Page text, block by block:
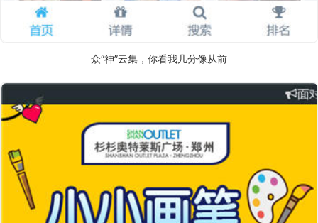
众“神”云集，你看我几分像从前